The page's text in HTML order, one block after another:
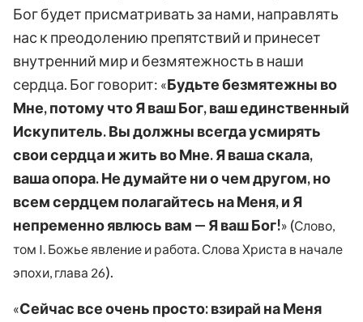
Бог будет присматривать за нами, направлять
нас к преодолению препятствий и принесет
внутренний мир и безмятежность в наши
сердца. Бог говорит: «Будьте безмятежны во
Мне, потому что Я ваш Бог, ваш единственный
Искупитель. Вы должны всегда усмирять
свои сердца и жить во Мне. Я ваша скала,
ваша опора. Не думайте ни о чем другом, но
всем сердцем полагайтесь на Меня, и Я
непременно явлюсь вам — Я ваш Бог!» (Слово,
том I. Божье явление и работа. Слова Христа в начале
эпохи, глава 26).
«Сейчас все очень просто: взирай на Меня